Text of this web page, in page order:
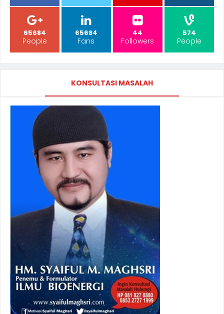
65684
People
65684
Fans
44
Followers
574
People
KONSULTASI MASALAH